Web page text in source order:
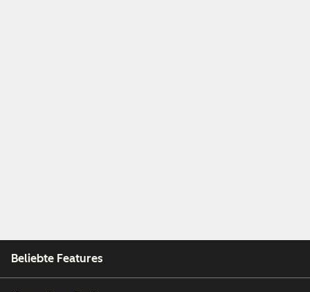
Beliebte Features